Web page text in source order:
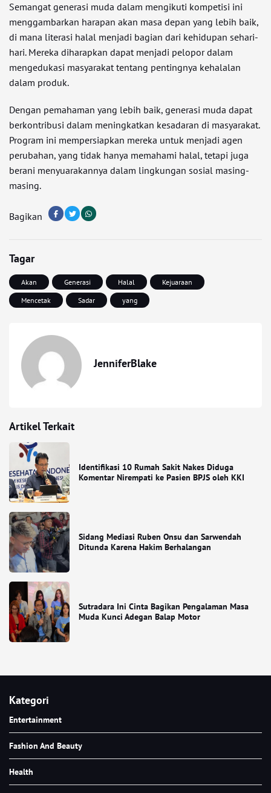
Semangat generasi muda dalam mengikuti kompetisi ini
menggambarkan harapan akan masa depan yang lebih baik,
di mana literasi halal menjadi bagian dari kehidupan sehari-
hari. Mereka diharapkan dapat menjadi pelopor dalam
mengedukasi masyarakat tentang pentingnya kehalalan
dalam produk.
Dengan pemahaman yang lebih baik, generasi muda dapat
berkontribusi dalam meningkatkan kesadaran di masyarakat.
Program ini mempersiapkan mereka untuk menjadi agen
perubahan, yang tidak hanya memahami halal, tetapi juga
berani menyuarakannya dalam lingkungan sosial masing-
masing.
Bagikan
Tagar
Akan Generasi Halal
Kejuaraan
Mencetak
Sadar yang
JenniferBlake
Artikel Terkait
Identifikasi 10 Rumah Sakit Nakes Diduga
Komentar Nirempati ke Pasien BPJS oleh KKI
Sidang Mediasi Ruben Onsu dan Sarwendah
Ditunda Karena Hakim Berhalangan
Sutradara Ini Cinta Bagikan Pengalaman Masa
Muda Kunci Adegan Balap Motor
Kategori
Entertainment
Fashion And Beauty
Health